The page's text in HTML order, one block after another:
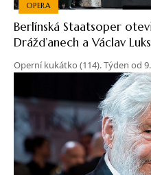
OPERA
Berlínská Staatsoper
Drážďanech a Václav
Operní kukátko (114). Týden od